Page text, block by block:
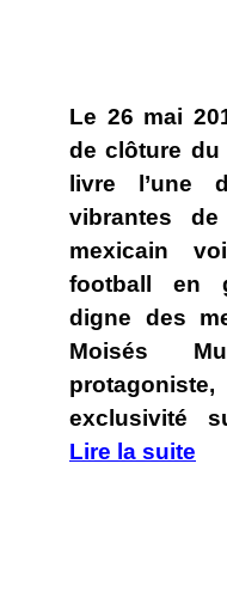
Le 26 mai
de clôture du
livre l’une
vibrantes de
mexicain
football en
digne des
Moisés
exclusivité
Lire la suite